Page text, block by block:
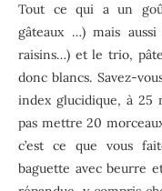
Tout ce qui a un
gâteaux …) mais
raisins…) et le trio,
donc blancs. Savez-
index glucidique, à 25
pas mettre 20
c’est ce que vous
baguette avec beurre